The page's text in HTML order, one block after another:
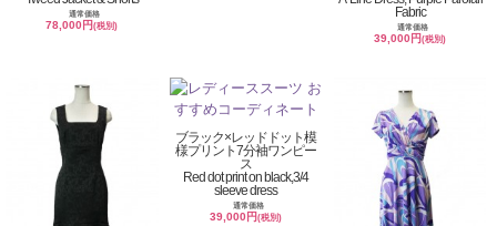
通常価格
78,000円(税別)
Fabric
通常価格
39,000円(税別)
ブラック×レッドドット模
様プリント7分袖ワンピー
ス
Red dot print on black,3/4
sleeve dress
通常価格
39,000円(税別)